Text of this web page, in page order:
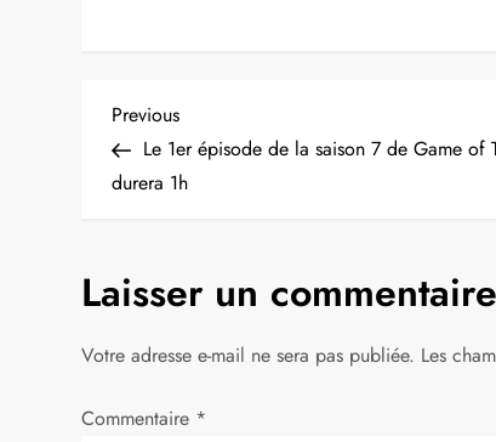
N
a
i
g
a
Previous
Post
Previous
Le 1er épisode de la saison 7 de Game of
durera 1h
Laisser un commentaire
Votre adresse e-mail ne sera pas publiée. Les
Commentaire *